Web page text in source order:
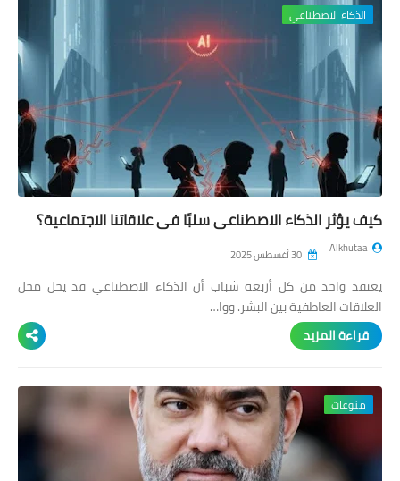
الذكاء الاصطناعي
كيف يؤثر الذكاء الاصطناعي سلبًا في علاقاتنا الاجتماعية؟
Alkhutaa
يعتقد واحد من كل أربعة شباب أن الذكاء الاصطناعي قد يحل محل
العلاقات العاطفية بين البشر. ووا…
قراءة المزيد
منوعات